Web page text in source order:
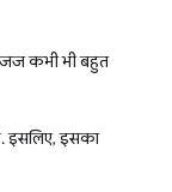
जज कभी भी बहुत
इसलिए, इसका